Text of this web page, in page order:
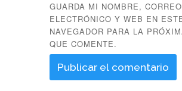
GUARDA MI NOMBRE, CORREO
ELECTRÓNICO Y WEB EN
NAVEGADOR PARA LA
QUE COMENTE.